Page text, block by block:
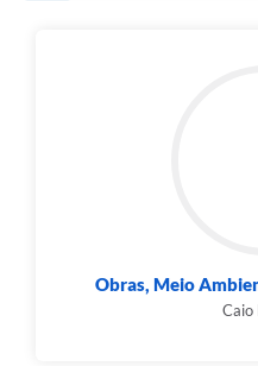
Obras, Meio
Caio